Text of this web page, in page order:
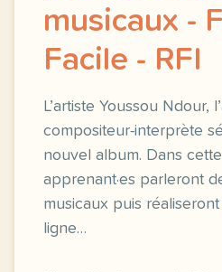
musicaux -
Facile - RFI
L’artiste Youssou Ndour,
compositeur-interprète
nouvel album. Dans
apprenant·es parleront
musicaux puis
ligne…